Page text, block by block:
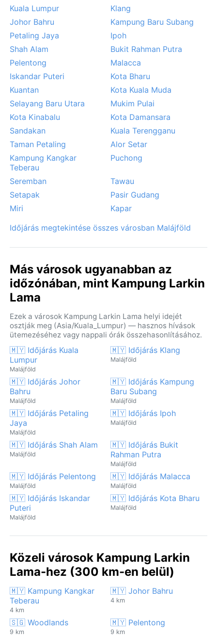
percében kalandot kínál, noha legyen tisztában vele,
hogy itt az eső nem kivétel, hanem a mindennapok
természetes része.
Kuala Lumpur
Klang
Johor Bahru
Kampung Baru Subang
Petaling Jaya
Ipoh
Shah Alam
Bukit Rahman Putra
Pelentong
Malacca
Iskandar Puteri
Kota Bharu
Kuantan
Kota Kuala Muda
Selayang Baru Utara
Mukim Pulai
Kota Kinabalu
Kota Damansara
Sandakan
Kuala Terengganu
Taman Petaling
Alor Setar
Kampung Kangkar
Teberau
Puchong
Seremban
Tawau
Setapak
Pasir Gudang
Miri
Kapar
Időjárás megtekintése összes városban Malájföld
Más városok ugyanabban az
időzónában, mint Kampung Larkin
Lama
Ezek a városok Kampung Larkin Lama helyi idejét
osztják meg (Asia/Kuala_Lumpur) — hasznos hívások
ütemezéséhez vagy nappali órák összehasonlításához.
🇲🇾 Időjárás Kuala
Lumpur
Malájföld
🇲🇾 Időjárás Klang
Malájföld
🇲🇾 Időjárás Johor
Bahru
Malájföld
🇲🇾 Időjárás Kampung
Baru Subang
Malájföld
🇲🇾 Időjárás Petaling
Jaya
Malájföld
🇲🇾 Időjárás Ipoh
Malájföld
🇲🇾 Időjárás Shah Alam
Malájföld
🇲🇾 Időjárás Bukit
Rahman Putra
Malájföld
🇲🇾 Időjárás Pelentong
Malájföld
🇲🇾 Időjárás Malacca
Malájföld
🇲🇾 Időjárás Iskandar
Puteri
Malájföld
🇲🇾 Időjárás Kota Bharu
Malájföld
Közeli városok Kampung Larkin
Lama-hez (300 km-en belül)
🇲🇾 Kampung Kangkar
Teberau
4 km
🇲🇾 Johor Bahru
4 km
🇸🇬 Woodlands
9 km
🇲🇾 Pelentong
9 km